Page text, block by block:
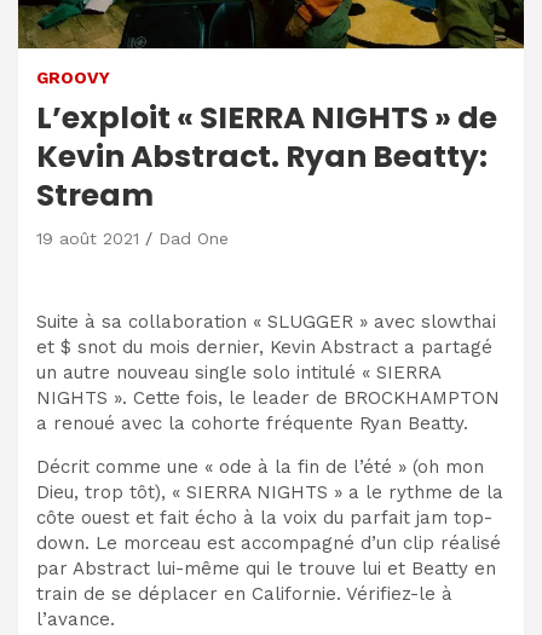
GROOVY
L’exploit « SIERRA NIGHTS » de
Kevin Abstract. Ryan Beatty:
Stream
19 août 2021 Dad One
Suite à sa collaboration « SLUGGER » avec slowthai
et $ snot du mois dernier, Kevin Abstract a partagé
un autre nouveau single solo intitulé « SIERRA
NIGHTS ». Cette fois, le leader de BROCKHAMPTON
a renoué avec la cohorte fréquente Ryan Beatty.
Décrit comme une « ode à la fin de l’été » (oh mon
Dieu, trop tôt), « SIERRA NIGHTS » a le rythme de la
côte ouest et fait écho à la voix du parfait jam top-
down. Le morceau est accompagné d’un clip réalisé
par Abstract lui-même qui le trouve lui et Beatty en
train de se déplacer en Californie. Vérifiez-le à
l’avance.